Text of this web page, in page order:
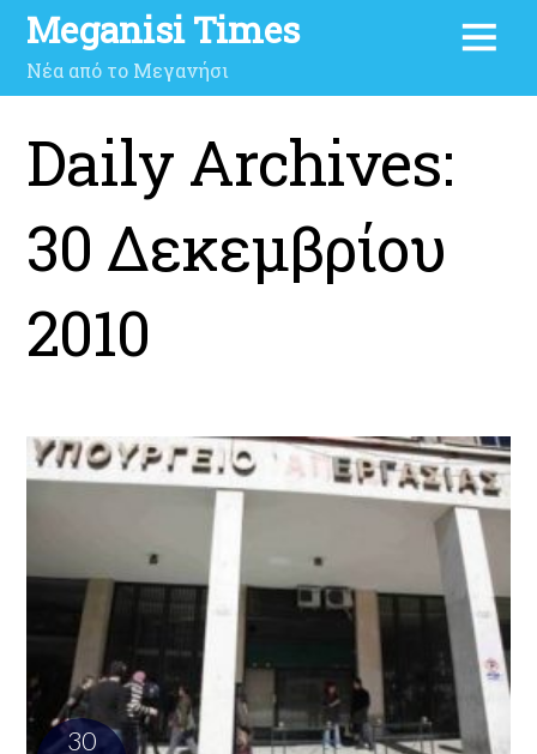
Meganisi Times
Νέα από το Μεγανήσι
Daily Archives:
30 Δεκεμβρίου
2010
30